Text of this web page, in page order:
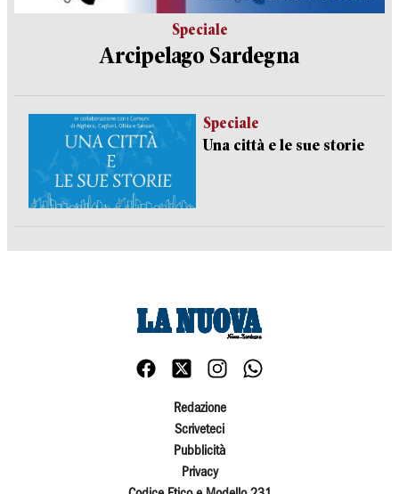
Speciale
Arcipelago Sardegna
Speciale
Una città e le sue storie
Redazione
Scriveteci
Pubblicità
Privacy